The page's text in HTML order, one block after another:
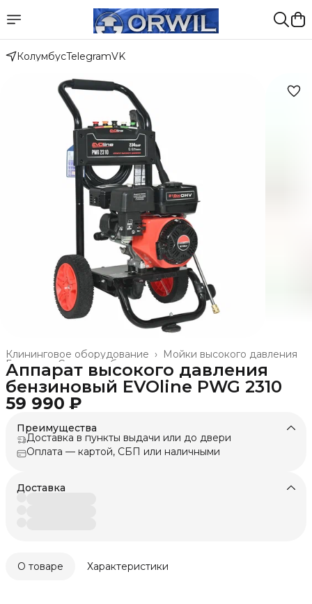
КолумбусTelegramVK
Мойки высокого давления
Клининговое оборудование ›
Силовое оборудование и техника ›
Главная
Аппарат высокого давления
бензиновый EVOline PWG 2310
59 990 ₽
Преимущества
Доставка в пункты выдачи или до двери
Оплата — картой, СБП или наличными
Доставка
О товаре Характеристики